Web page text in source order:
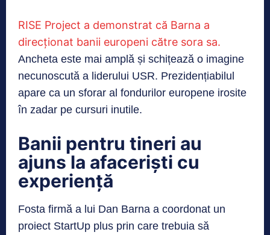
RISE Project a demonstrat că Barna a
direcționat banii europeni către sora sa.
Ancheta este mai amplă și schițează o imagine
necunoscută a liderului USR. Prezidențiabilul
apare ca un sforar al fondurilor europene irosite
în zadar pe cursuri inutile.
Banii pentru tineri au
ajuns la afaceriști cu
experiență
Fosta firmă a lui Dan Barna a coordonat un
proiect StartUp plus prin care trebuia să